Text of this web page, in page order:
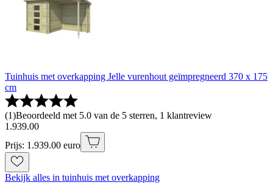
Tuinhuis met overkapping Jelle vurenhout geïmpregneerd 370 x 175
cm
(1)Beoordeeld met 5.0 van de 5 sterren, 1 klantreview
1 .939.00
Prijs: 1.939.00 euro
Bekijk alles in tuinhuis met overkapping